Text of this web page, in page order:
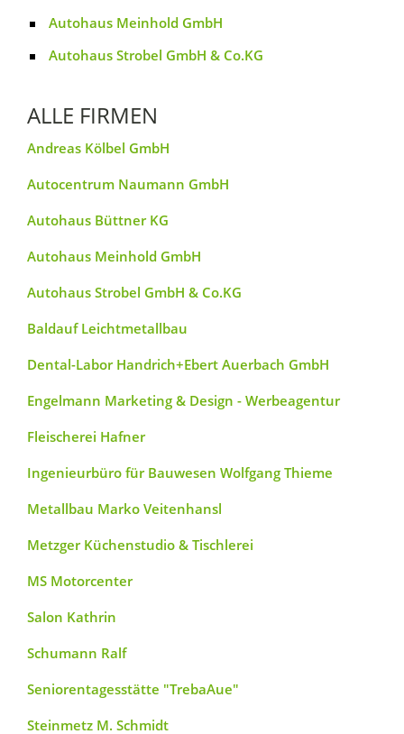
Autohaus Meinhold GmbH
Autohaus Strobel GmbH & Co.KG
ALLE FIRMEN
Andreas Kölbel GmbH
Autocentrum Naumann GmbH
Autohaus Büttner KG
Autohaus Meinhold GmbH
Autohaus Strobel GmbH & Co.KG
Baldauf Leichtmetallbau
Dental-Labor Handrich+Ebert Auerbach GmbH
Engelmann Marketing & Design - Werbeagentur
Fleischerei Hafner
Ingenieurbüro für Bauwesen Wolfgang Thieme
Metallbau Marko Veitenhansl
Metzger Küchenstudio & Tischlerei
MS Motorcenter
Salon Kathrin
Schumann Ralf
Seniorentagesstätte "TrebaAue"
Steinmetz M. Schmidt